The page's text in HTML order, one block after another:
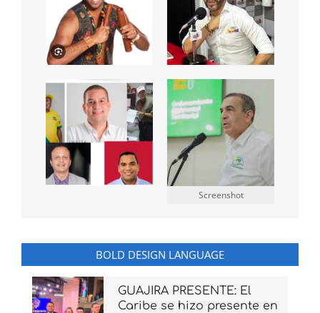
Screenshot
BOLD DESIGN LANGUAGE
GUAJIRA PRESENTE: El
Caribe se hizo presente en